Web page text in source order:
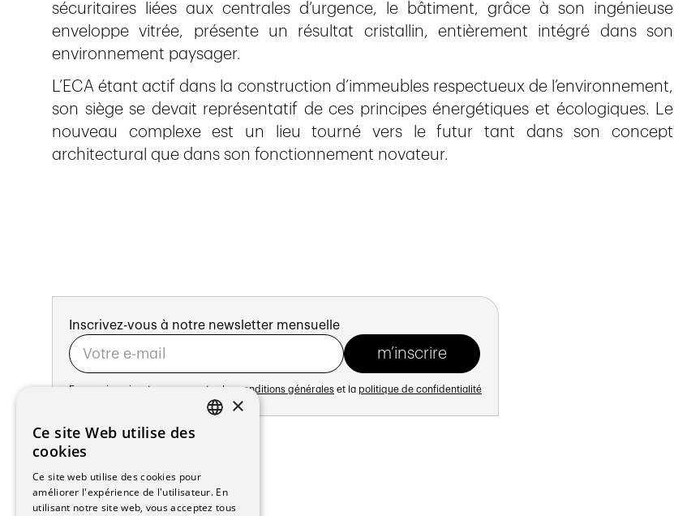
sécuritaires liées aux centrales d’urgence, le bâtiment, grâce à son ingénieuse
enveloppe vitrée, présente un résultat cristallin, entièrement intégré dans son
environnement paysager.
L’ECA étant actif dans la construction d’immeubles respectueux de l’environnement,
son siège se devait représentatif de ces principes énergétiques et écologiques. Le
nouveau complexe est un lieu tourné vers le futur tant dans son concept
architectural que dans son fonctionnement novateur.
Inscrivez-vous à notre newsletter mensuelle
En vous inscrivant vous acceptez les conditions générales et la politique de confidentialité
Adresse:
Avenue de Longemalle 21
1020 Renens
Suisse
Contact:
Édition: +41 21 635 16 82
×
Ce site Web utilise des
cookies
Ce site web utilise des cookies pour
améliorer l'expérience de l'utilisateur. En
utilisant notre site web, vous acceptez tous